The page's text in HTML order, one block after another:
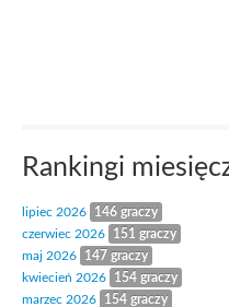
Rankingi
lipiec 2026
146 graczy
czerwiec 2026
151 graczy
maj 2026
147 graczy
kwiecień 2026
154 graczy
marzec 2026
154 graczy